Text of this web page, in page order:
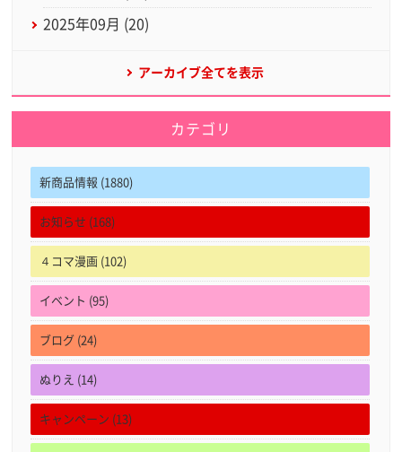
2025年09月 (20)
アーカイブ全てを表示
カテゴリ
新商品情報 (1880)
お知らせ (168)
４コマ漫画 (102)
イベント (95)
ブログ (24)
ぬりえ (14)
キャンペーン (13)